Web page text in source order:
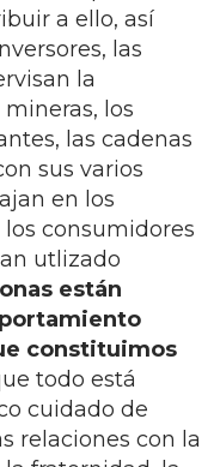
a ello, así
las
la
los
las cadenas
sus varios
en los
consumidores
utlizado
están
constituimos
todo está
cuidado de
relaciones con la